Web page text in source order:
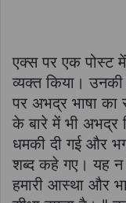
एक्स पर एक पोस्ट
व्यक्त किया।
पर अभद्र भाषा का
के बारे में भी अभद्र
धमकी दी गई और
शब्द कहे गए। यह न
हमारी आस्था और